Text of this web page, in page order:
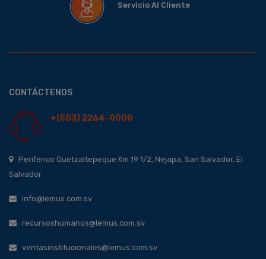
Servicio Al Cliente
CONTÁCTENOS
+(503) 2264-0000
Periferico Quetzaltepeque Km 19 1/2, Nejapa, San Salvador, El
Salvador
info@lemus.com.sv
recursoshumanos@lemus.com.sv
ventasinstitucionales@lemus.com.sv